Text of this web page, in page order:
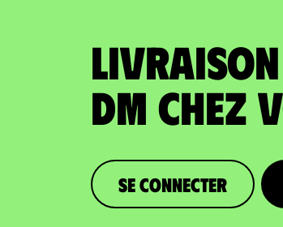
DM chez
Se connecter